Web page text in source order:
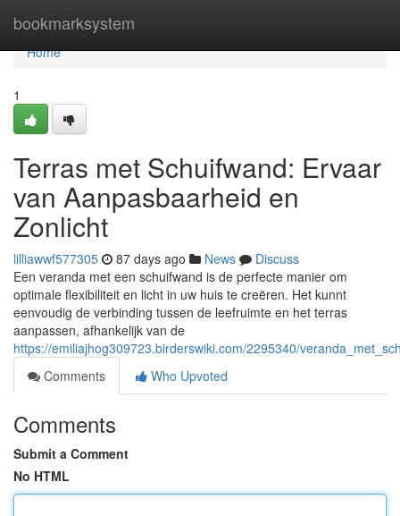
bookmarksystem
Home
Home
1
Terras met Schuifwand: Ervaar
van Aanpasbaarheid en
Zonlicht
lilliawwf577305 87 days ago News
Discuss
Een veranda met een schuifwand is de perfecte manier om
optimale flexibiliteit en licht in uw huis te creëren. Het kunnt
eenvoudig de verbinding tussen de leefruimte en het terras
aanpassen, afhankelijk van de
https://emiliajhog309723.birderswiki.com/2295340/
Comments
Who Upvoted
Comments
Submit a Comment
No HTML